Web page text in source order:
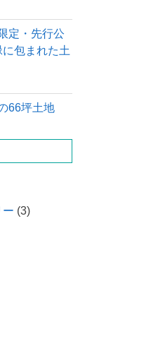
定・先行公
包まれた土
66坪土地
ー (3)